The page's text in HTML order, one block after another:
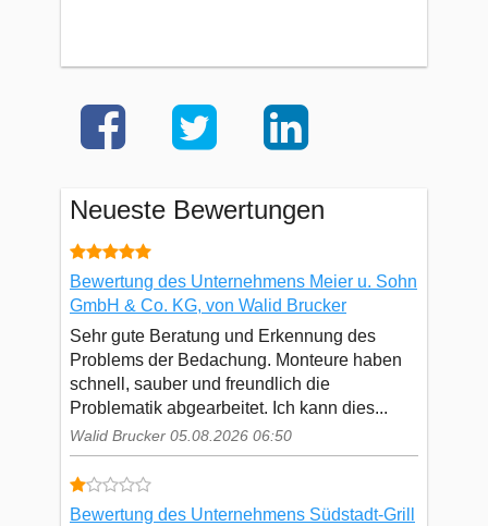
Neueste Bewertungen
Bewertung des Unternehmens Meier u. Sohn
GmbH & Co. KG, von Walid Brucker
Sehr gute Beratung und Erkennung des
Problems der Bedachung. Monteure haben
schnell, sauber und freundlich die
Problematik abgearbeitet. Ich kann dies...
Walid Brucker 05.08.2026 06:50
Bewertung des Unternehmens Südstadt-Grill